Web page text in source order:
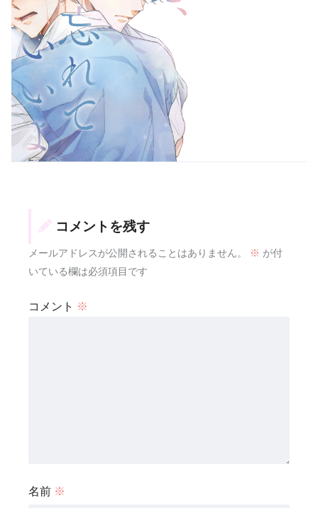
コメントを残す
メールアドレスが公開されることはありません。 ※ が付
いている欄は必須項目です
コメント ※
名前 ※